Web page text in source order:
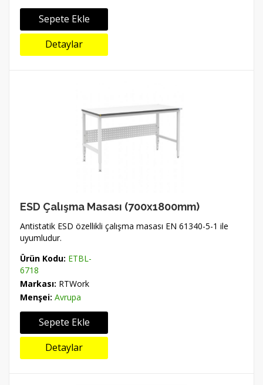
Sepete Ekle
Detaylar
ESD Çalışma Masası (700x1800mm)
Antistatik ESD özellikli çalışma masası EN 61340-5-1 ile
uyumludur.
Ürün Kodu: ETBL-
6718
Markası: RTWork
Menşei: Avrupa
Sepete Ekle
Detaylar